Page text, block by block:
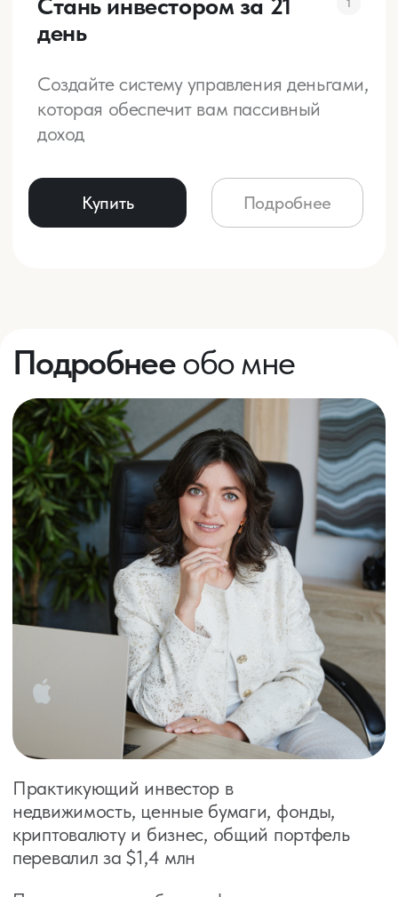
Купить книгу (PDF)
Кейсы клиентов
Для сохранения конфиденциальности имена и фото клиентов изменены
Итого: +342 000 руб. за год
500 тыс. вложили в бизнес и через
год получили +150 тыс. руб.
100 тыс. вложили в крипту под ~30%,
+30 тыс. руб.
900 тыс. положили на вклад под 18%,
через год получили +162 тыс. руб.
Досталось наследство 1,5 млн руб.
Знаний про инвестиции нет
Точка Б
Точка А
Имеют негативный опыт потери
денег: пирамида, крипта без знаний
Задача: разложить деньги, решить
квартирный вопрос, обрести
пассивный доход
Активный доход 150 тыс./мес., цель —
общий доход от 300 тыс./мес.
7 млн руб. на вкладе под 19% — 110
Семья с 2 детьми,
Краснодар